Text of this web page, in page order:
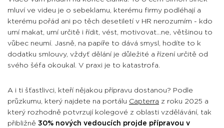
mluví ve videu je o sebeklamu, kterému firmy podléhají a
kterému pořád ani po těch desetiletí v HR nerozumím - kdo
umí makat, umí určitě i řídit, vést, motivovat...ne, většinou to
vůbec neumí. Jasně, na papíře to dává smysl, hodíte to k
dodatku smlouvy, vždyť dělání je důležité a řízení určitě od
svého šéfa okoukal. V praxi je to katastrofa.
A i ti šťastlivci, kteří nějakou přípravu dostanou? Podle
průzkumu, který najdete na portálu Capterra z roku 2025 a
který rozhodně potvrzují kolegové z oblasti vzdělávání, tak
přibližně 30% nových vedoucích projde přípravou v